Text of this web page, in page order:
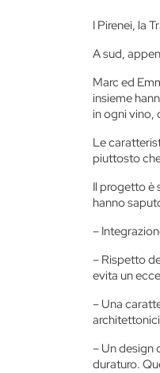
I Pirenei, la
A sud,
Marc ed
insieme
in ogni vino,
Le
piuttosto
Il progetto è
hanno
–
– Rispetto
evita un
– Una
– Un design
duraturo.